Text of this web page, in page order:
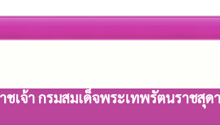
เจ้า กรมสมเด็จพระเทพรัตนราชสุ